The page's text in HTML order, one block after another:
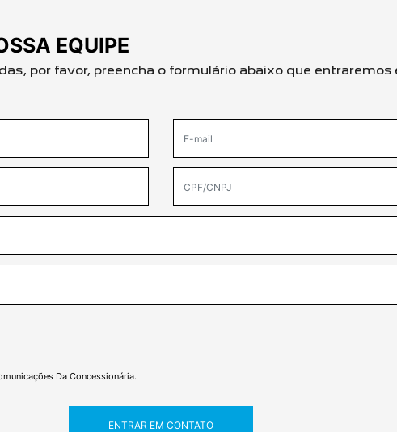
EQUIPE
por favor, preencha o formulário abaixo que
Da Concessionária.
ENTRAR EM CONTATO